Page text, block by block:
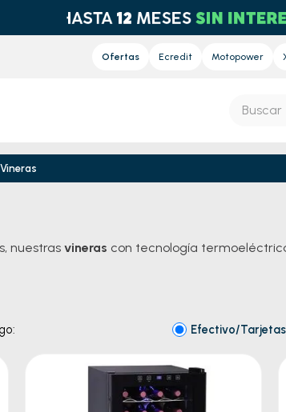
Ofertas Ecredit Motopower
Vineras
nuestras vineras con tecnología
Efectivo/Tarjetas
4.
lavadora
celulares